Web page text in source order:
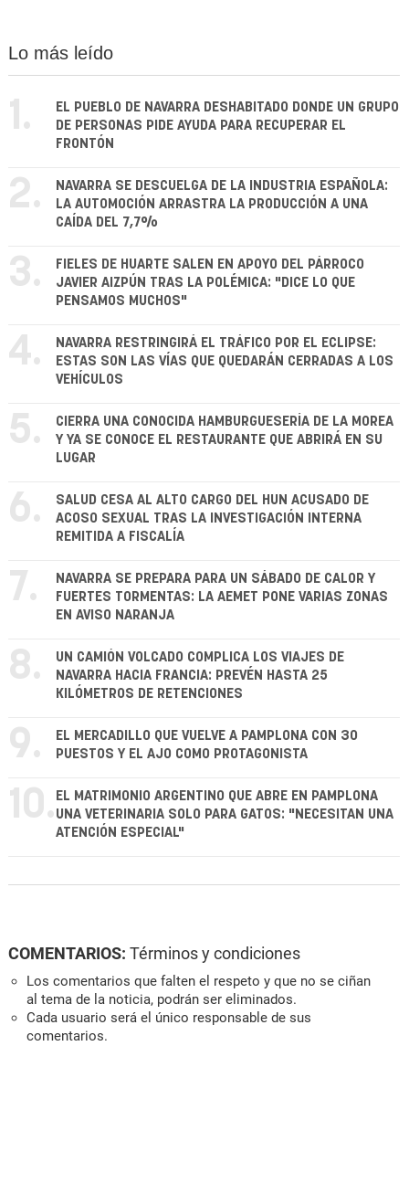
Lo más leído
1.
EL PUEBLO DE NAVARRA DESHABITADO DONDE UN GRUPO
DE PERSONAS PIDE AYUDA PARA RECUPERAR EL
FRONTÓN
2.
NAVARRA SE DESCUELGA DE LA INDUSTRIA ESPAÑOLA:
LA AUTOMOCIÓN ARRASTRA LA PRODUCCIÓN A UNA
CAÍDA DEL 7,7%
3.
FIELES DE HUARTE SALEN EN APOYO DEL PÁRROCO
JAVIER AIZPÚN TRAS LA POLÉMICA: "DICE LO QUE
PENSAMOS MUCHOS"
4.
NAVARRA RESTRINGIRÁ EL TRÁFICO POR EL ECLIPSE:
ESTAS SON LAS VÍAS QUE QUEDARÁN CERRADAS A LOS
VEHÍCULOS
5.
CIERRA UNA CONOCIDA HAMBURGUESERÍA DE LA MOREA
Y YA SE CONOCE EL RESTAURANTE QUE ABRIRÁ EN SU
LUGAR
6.
SALUD CESA AL ALTO CARGO DEL HUN ACUSADO DE
ACOSO SEXUAL TRAS LA INVESTIGACIÓN INTERNA
REMITIDA A FISCALÍA
7.
NAVARRA SE PREPARA PARA UN SÁBADO DE CALOR Y
FUERTES TORMENTAS: LA AEMET PONE VARIAS ZONAS
EN AVISO NARANJA
8.
UN CAMIÓN VOLCADO COMPLICA LOS VIAJES DE
NAVARRA HACIA FRANCIA: PREVÉN HASTA 25
KILÓMETROS DE RETENCIONES
9.
EL MERCADILLO QUE VUELVE A PAMPLONA CON 30
PUESTOS Y EL AJO COMO PROTAGONISTA
10. EL MATRIMONIO ARGENTINO QUE ABRE EN PAMPLONA
UNA VETERINARIA SOLO PARA GATOS: "NECESITAN UNA
ATENCIÓN ESPECIAL"
COMENTARIOS: Términos y condiciones
Los comentarios que falten el respeto y que no se ciñan
al tema de la noticia, podrán ser eliminados.
Cada usuario será el único responsable de sus
comentarios.